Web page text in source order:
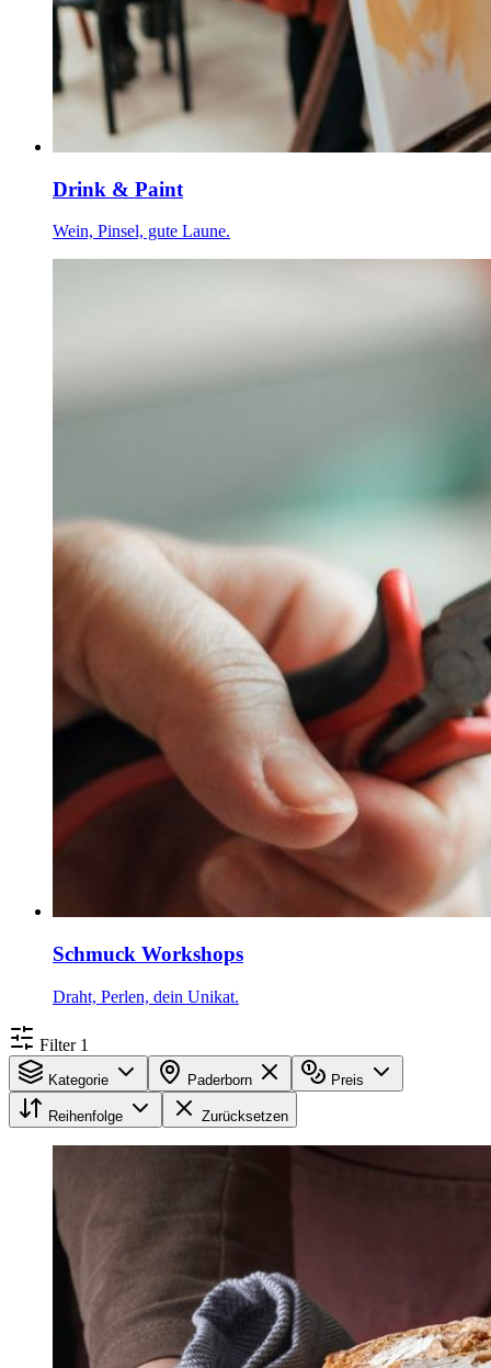
Drink & Paint
Wein, Pinsel, gute Laune.
Schmuck Workshops
Draht, Perlen, dein Unikat.
Filter 1
Kategorie Paderborn Preis
Reihenfolge Zurücksetzen